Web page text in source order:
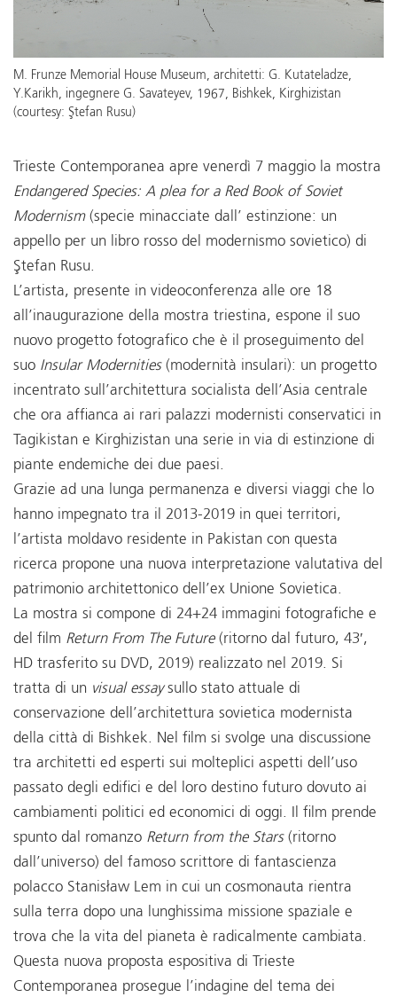
M. Frunze Memorial House Museum, architetti: G. Kutateladze,
Y.Karikh, ingegnere G. Savateyev, 1967, Bishkek, Kirghizistan
(courtesy: Ştefan Rusu)
Trieste Contemporanea apre venerdì 7 maggio la mostra
Endangered Species: A plea for a Red Book of Soviet
Modernism(specie minacciate dall’ estinzione: un
appello per un libro rosso del modernismo sovietico) di
Ştefan Rusu.
L’artista, presente in videoconferenza alle ore 18
all’inaugurazione della mostra triestina, espone il suo
nuovo progetto fotografico che è il proseguimento del
suo Insular Modernities(modernità insulari): un progetto
incentrato sull’architettura socialista dell’Asia centrale
che ora affianca ai rari palazzi modernisti conservatici in
Tagikistan e Kirghizistan una serie in via di estinzione di
piante endemiche dei due paesi.
Grazie ad una lunga permanenza e diversi viaggi che lo
hanno impegnato tra il 2013-2019 in quei territori,
l’artista moldavo residente in Pakistan con questa
ricerca propone una nuova interpretazione valutativa del
patrimonio architettonico dell’ex Unione Sovietica.
La mostra si compone di 24+24 immagini fotografiche e
del film Return From The Future(ritorno dal futuro, 43′,
HD trasferito su DVD, 2019) realizzato nel 2019. Si
tratta di un visual essaysullo stato attuale di
conservazione dell’architettura sovietica modernista
della città di Bishkek. Nel film si svolge una discussione
tra architetti ed esperti sui molteplici aspetti dell’uso
passato degli edifici e del loro destino futuro dovuto ai
cambiamenti politici ed economici di oggi. Il film prende
spunto dal romanzo Return from the Stars(ritorno
dall’universo) del famoso scrittore di fantascienza
polacco Stanisław Lem in cui un cosmonauta rientra
sulla terra dopo una lunghissima missione spaziale e
trova che la vita del pianeta è radicalmente cambiata.
Questa nuova proposta espositiva di Trieste
Contemporanea prosegue l’indagine del tema dei